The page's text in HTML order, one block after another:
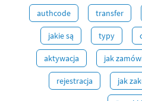
authcode transfer
jakie są typy
aktywacja jak
rejestracja jak